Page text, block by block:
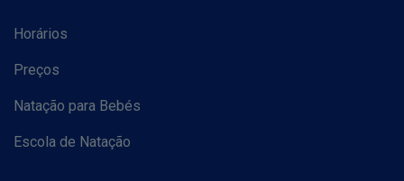
Horários
Preços
Natação para Bebés
Escola de Natação